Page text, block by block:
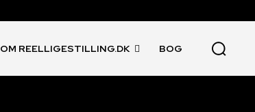
OM REELLIGESTILLING.DK BOG